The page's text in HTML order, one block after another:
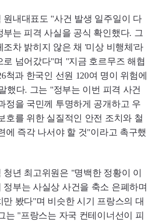
원내대표도 "사건 발생 일주일이 다
부는 피격 사실을 공식 확인했다. 그
조차 밝히지 않은 채 '미상 비행체'라
로 넘어갔다"며 "지금 호르무즈 해협
척과 한국인 선원 120여 명이 위험에
했다. 그는 "정부는 이번 피격 사건
정을 국민께 투명하게 공개하고 우
호를 위한 실질적인 안전 조치와 철
에 즉각 나서야 할 것"이라고 촉구했
청년 최고위원은 "명백한 정황이 이
정부는 사실상 사건을 축소 은폐하며
만 봤다"며 비슷한 시기 프랑스의 대
는 "프랑스는 자국 컨테이너선이 피